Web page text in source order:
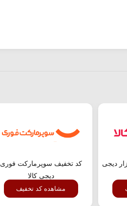
دیجی
کد تخفیف سوپرمارکت فوری
دیجی کالا
مشاهده کد تخفیف